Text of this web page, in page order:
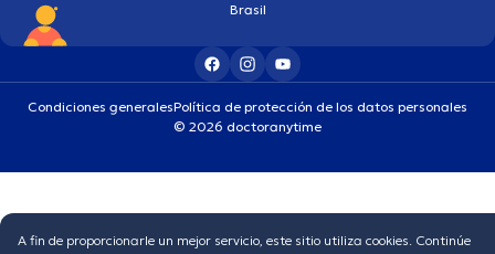
Brasil
Condiciones generalesPolítica de protección de los datos personales
© 2026 doctoranytime
A fin de proporcionarle un mejor servicio, este sitio utiliza cookies. Continúe